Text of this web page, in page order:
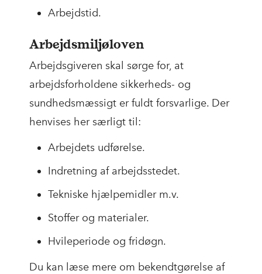
Arbejdstid.
Arbejdsmiljøloven
Arbejdsgiveren skal sørge for, at
arbejdsforholdene sikkerheds- og
sundhedsmæssigt er fuldt forsvarlige. Der
henvises her særligt til:
Arbejdets udførelse.
Indretning af arbejdsstedet.
Tekniske hjælpemidler m.v.
Stoffer og materialer.
Hvileperiode og fridøgn.
Du kan læse mere om bekendtgørelse af